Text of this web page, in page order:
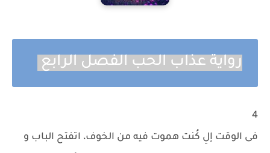
رواية عذاب الحب الفصل الرابع
4
فى الوقت إلِ كُنت هموت فيه من الخوف، اتفتح الباب و